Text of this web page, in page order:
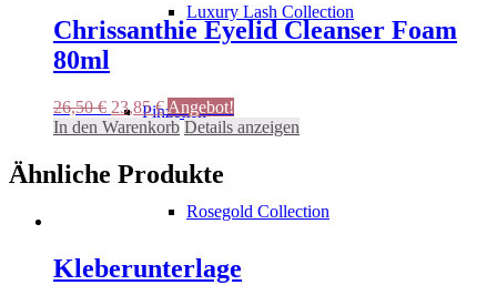
Luxury Lash Collection
Pinzetten
Rosegold Collection
Chrissanthie Eyelid Cleanser Foam
80ml
26,50€ Ursprünglicher
Preis
26,50 €
23,85€Aktueller
Preis
23,85 €.
Angebot!
In den Warenkorb Details anzeigen
Ähnliche Produkte
Kleberunterlage